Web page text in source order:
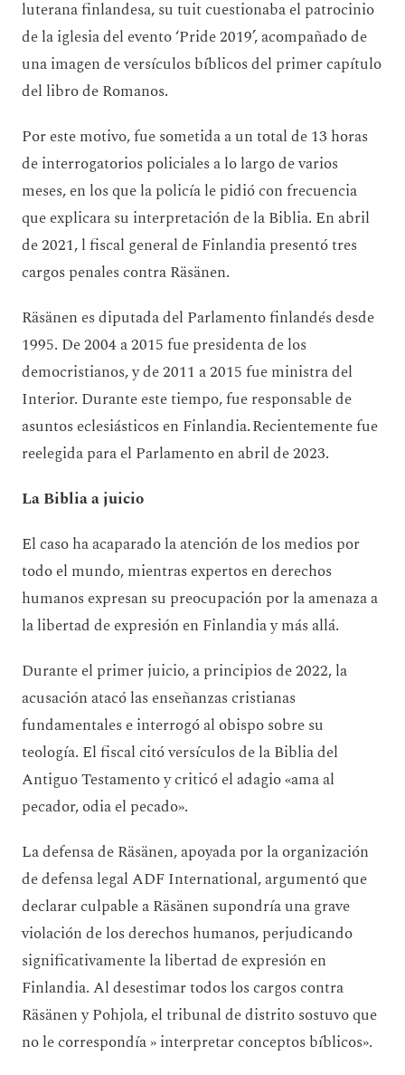
luterana finlandesa, su tuit cuestionaba el patrocinio
de la iglesia del evento ‘Pride 2019’, acompañado de
una imagen de versículos bíblicos del primer capítulo
del libro de Romanos.
Por este motivo, fue sometida a un total de 13 horas
de interrogatorios policiales a lo largo de varios
meses, en los que la policía le pidió con frecuencia
que explicara su interpretación de la Biblia. En abril
de 2021, l fiscal general de Finlandia presentó tres
cargos penales contra Räsänen.
Räsänen es diputada del Parlamento finlandés desde
1995. De 2004 a 2015 fue presidenta de los
democristianos, y de 2011 a 2015 fue ministra del
Interior. Durante este tiempo, fue responsable de
asuntos eclesiásticos en Finlandia. Recientemente fue
reelegida para el Parlamento en abril de 2023.
La Biblia a juicio
El caso ha acaparado la atención de los medios por
todo el mundo, mientras expertos en derechos
humanos expresan su preocupación por la amenaza a
la libertad de expresión en Finlandia y más allá.
Durante el primer juicio, a principios de 2022, la
acusación atacó las enseñanzas cristianas
fundamentales e interrogó al obispo sobre su
teología. El fiscal citó versículos de la Biblia del
Antiguo Testamento y criticó el adagio «ama al
pecador, odia el pecado».
La defensa de Räsänen, apoyada por la organización
de defensa legal ADF International, argumentó que
declarar culpable a Räsänen supondría una grave
violación de los derechos humanos, perjudicando
significativamente la libertad de expresión en
Finlandia. Al desestimar todos los cargos contra
Räsänen y Pohjola, el tribunal de distrito sostuvo que
no le correspondía » interpretar conceptos bíblicos».